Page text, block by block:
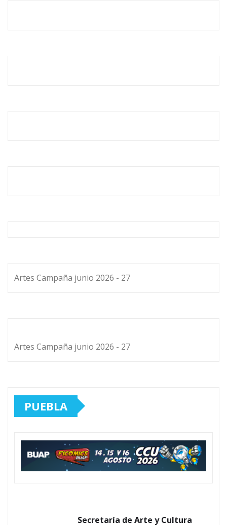
Artes Campaña junio 2026 - 27
Artes Campaña junio 2026 - 27
PUEBLA
Secretaría de Arte y Cultura